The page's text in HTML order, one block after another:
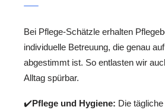
Bei Pflege-Schätzle erhalten
individuelle Betreuung, die genau
abgestimmt ist. So entlasten wir
Alltag spürbar.
✔️Pflege und Hygiene: Die